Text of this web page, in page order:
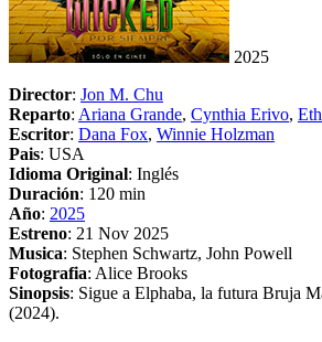
2025
Director: Jon M. Chu
Reparto: Ariana Grande, Cynthia Erivo,
Escritor: Dana Fox, Winnie Holzman
Pais: USA
Idioma Original: Inglés
Duración: 120 min
Año: 2025
Estreno: 21 Nov 2025
Musica: Stephen Schwartz, John Powell
Fotografia: Alice Brooks
Sinopsis: Sigue a Elphaba, la futura Bruja
(2024).